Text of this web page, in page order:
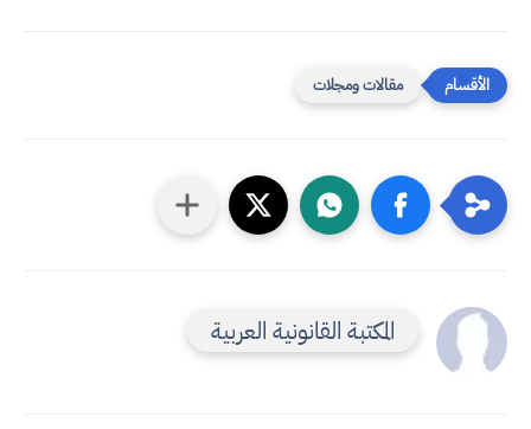
مقالات ومجلات
المكتبة القانونية العربية